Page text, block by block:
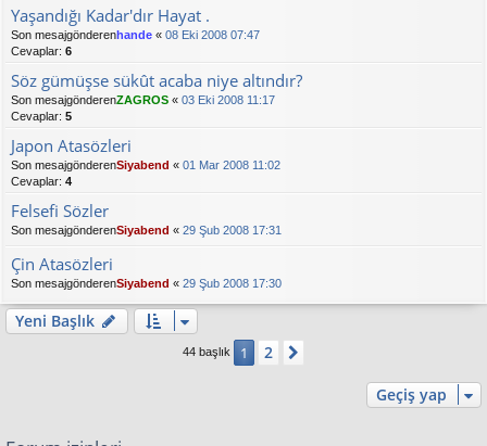
Yaşandığı Kadar'dır Hayat .
Son mesajgönderenhande « 08 Eki 2008 07:47
Cevaplar: 6
Söz gümüşse sükût acaba niye altındır?
Son mesajgönderenZAGROS « 03 Eki 2008 11:17
Cevaplar: 5
Japon Atasözleri
Son mesajgönderenSiyabend « 01 Mar 2008 11:02
Cevaplar: 4
Felsefi Sözler
Son mesajgönderenSiyabend « 29 Şub 2008 17:31
Çin Atasözleri
Son mesajgönderenSiyabend « 29 Şub 2008 17:30
Yeni Başlık
44 başlık 1 2
Geçiş yap